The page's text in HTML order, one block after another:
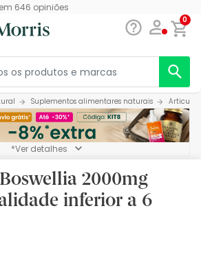
646 opiniões
0
Suplementos alimentares naturais
*Ver detalhes
2000mg
inferior a 6